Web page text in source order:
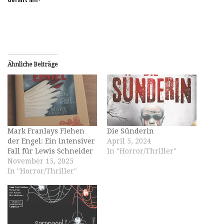
Ähnliche Beiträge
Mark Franlays Flehen
der Engel: Ein intensiver
Fall für Lewis Schneider
November 15, 2025
In "Horror/Thriller"
Die Sünderin
April 5, 2024
In "Horror/Thriller"